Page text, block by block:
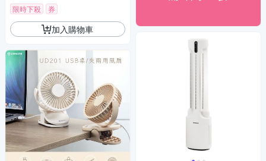
限時下殺 券
加入購物車